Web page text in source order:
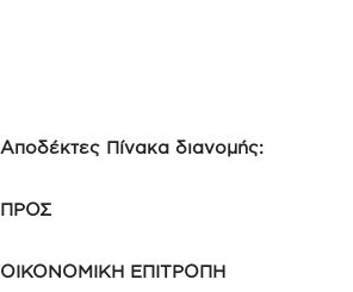
Αποδέκτες Πίνακα διανομής:
ΠΡΟΣ
ΟΙΚΟΝΟΜΙΚΗ ΕΠΙΤΡΟΠΗ